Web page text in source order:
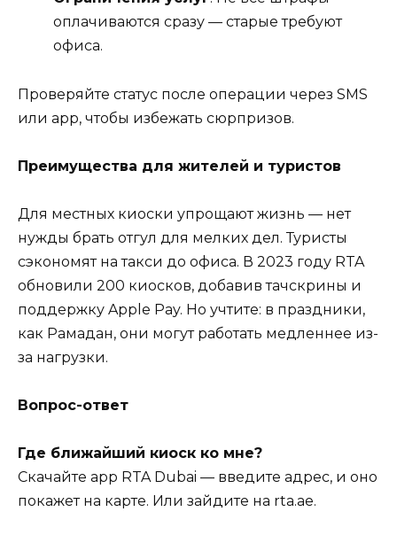
оплачиваются сразу — старые требуют
офиса.
Проверяйте статус после операции через SMS
или app, чтобы избежать сюрпризов.
Преимущества для жителей и туристов
Для местных киоски упрощают жизнь — нет
нужды брать отгул для мелких дел. Туристы
сэкономят на такси до офиса. В 2023 году RTA
обновили 200 киосков, добавив тачскрины и
поддержку Apple Pay. Но учтите: в праздники,
как Рамадан, они могут работать медленнее из-
за нагрузки.
Вопрос-ответ
Где ближайший киоск ко мне?
Скачайте app RTA Dubai — введите адрес, и оно
покажет на карте. Или зайдите на rta.ae.